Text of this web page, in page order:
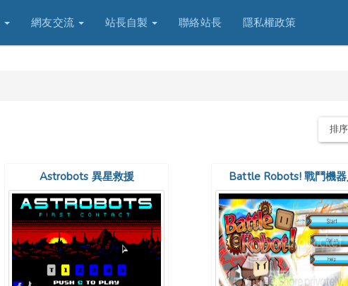
網友交流 站長自製 聯絡站長 隱私權政策
排
Astrobots 異星救援 Battle Robots! 戰鬥機